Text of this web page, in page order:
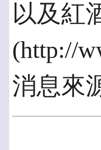
以及紅
(http://
消息來